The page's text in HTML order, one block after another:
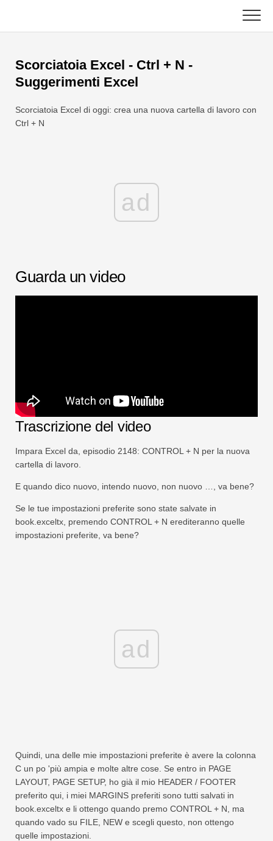
content
Funzioni Excel
Grafico
Notizia
Tabella pivot
C ++
Swift
Scorciatoia Excel - Ctrl + N -
Suggerimenti Excel
Scorciatoia Excel di oggi: crea una nuova cartella di lavoro con
Ctrl + N
ad
Guarda un video
Trascrizione del video
Impara Excel da, episodio 2148: CONTROL + N per la nuova
cartella di lavoro.
E quando dico nuovo, intendo nuovo, non nuovo …, va bene?
Se le tue impostazioni preferite sono state salvate in
book.exceltx, premendo CONTROL + N erediteranno quelle
impostazioni preferite, va bene?
ad
Quindi, una delle mie impostazioni preferite è avere la colonna
C un po 'più ampia e molte altre cose. Se entro in PAGE
LAYOUT, PAGE SETUP, ho già il mio HEADER / FOOTER
preferito qui, i miei MARGINS preferiti sono tutti salvati in
book.exceltx e li ottengo quando premo CONTROL + N, ma
quando vado su FILE, NEW e scegli questo, non ottengo
quelle impostazioni.